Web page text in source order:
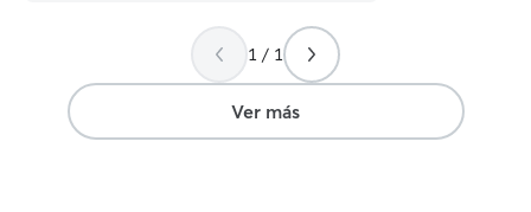
de lo que hacia jeje Desde el primer
momento se mostro cercana, dulce y
cariñosa con Taysa. También tuvo interés
en conocernos unos dias antes, lo que es
de agradecer. Sin ninguna duda,
1 / 1
Ver más